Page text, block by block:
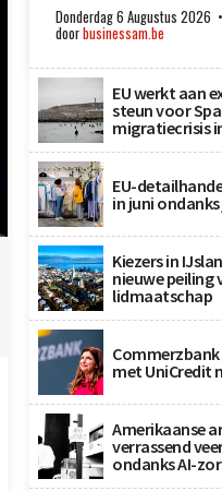
Donderdag 6 Augustus 2026
doorbusinessam.be
EU werkt aan
steun voor
migratiecrisis
EU-
in juni
Kiezers in
nieuwe peiling
lidmaatschap
met UniCredit
Amerikaanse
verrassend
ondanks AI-